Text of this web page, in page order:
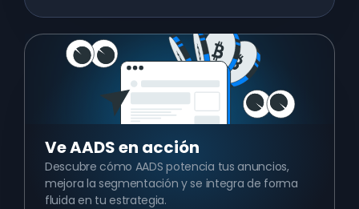
VeAADS en acción
Descubre cómo AADS potencia tus anuncios,
mejora la segmentación y se integra de forma
fluida en tu estrategia.